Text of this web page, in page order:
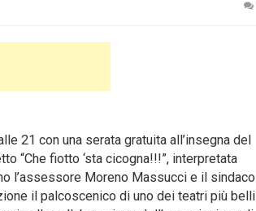
21 con una serata gratuita all’insegna del
“Che fiotto ‘sta cicogna!!!”, interpretata
l’assessore Moreno Massucci e il sindaco
il palcoscenico di uno dei teatri più belli